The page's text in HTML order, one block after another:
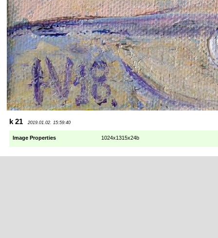
k 21 2019.01.02. 15:59:40
Image Properties 1024x1315x24b